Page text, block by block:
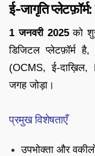
ई-जागृति
1 जनवरी 2025को
डिजिटल प्लेटफ़ॉर्म
(OCMS, ई-
जगह जोड़ा।
प्रमुख विशेषताएँ
उपभोक्ता और